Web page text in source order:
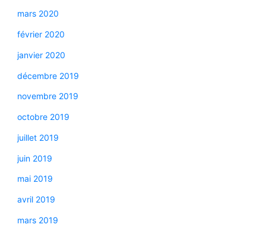
mars 2020
février 2020
janvier 2020
décembre 2019
novembre 2019
octobre 2019
juillet 2019
juin 2019
mai 2019
avril 2019
mars 2019